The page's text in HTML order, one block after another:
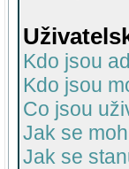
Kdo jsou
Kdo jsou
Co jsou
Jak se
Jak se